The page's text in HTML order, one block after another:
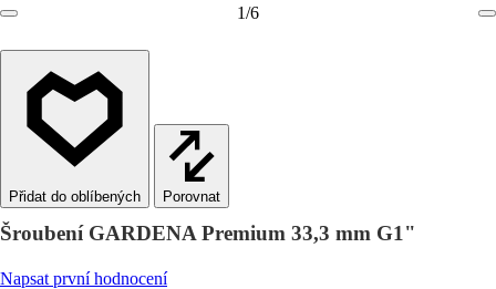
1/6
Porovnat
Šroubení GARDENA Premium 33,3 mm G1"
Napsat první hodnocení